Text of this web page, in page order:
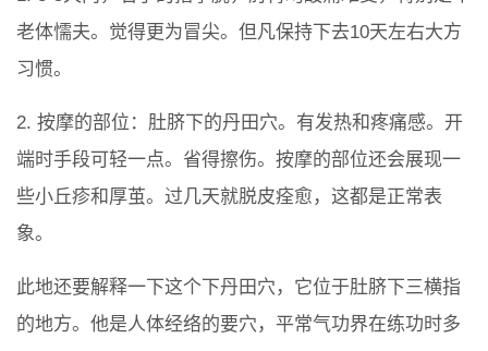
老体懦夫。觉得更为冒尖。但凡保持下去10天左右大方
习惯。
2. 按摩的部位：肚脐下的丹田穴。有发热和疼痛感。开
端时手段可轻一点。省得擦伤。按摩的部位还会展现一
些小丘疹和厚茧。过几天就脱皮痊愈，这都是正常表
象。
此地还要解释一下这个下丹田穴，它位于肚脐下三横指
的地方。他是人体经络的要穴，平常气功界在练功时多